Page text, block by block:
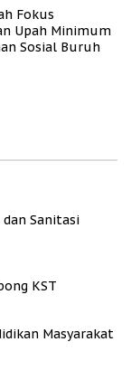
Fokus
Upah Minimum
Sosial Buruh
Sanitasi
KST
Masyarakat